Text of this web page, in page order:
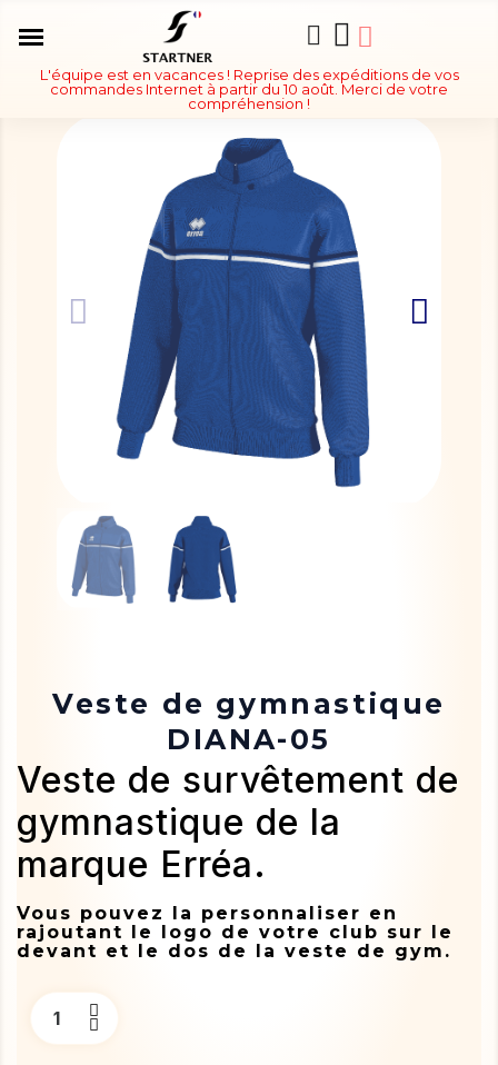
L'équipe est en vacances ! Reprise des expéditions de vos
commandes Internet à partir du 10 août. Merci de votre
compréhension !
Veste de gymnastique
DIANA-05
Veste de survêtement de
gymnastique de la
marque Erréa.
Vous pouvez la personnaliser en
rajoutant le logo de votre club sur le
devant et le dos de la veste de gym.